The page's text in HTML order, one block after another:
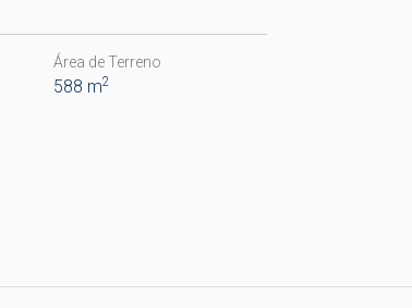
Área de Terreno
588 m2